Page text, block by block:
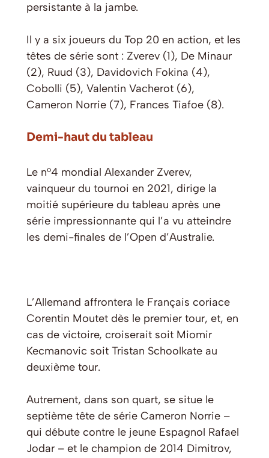
persistante à la jambe.
Il y a six joueurs du Top 20 en action, et les
têtes de série sont : Zverev (1), De Minaur
(2), Ruud (3), Davidovich Fokina (4),
Cobolli (5), Valentin Vacherot (6),
Cameron Norrie (7), Frances Tiafoe (8).
Demi-haut du tableau
Le n°4 mondial Alexander Zverev,
vainqueur du tournoi en 2021, dirige la
moitié supérieure du tableau après une
série impressionnante qui l’a vu atteindre
les demi-finales de l’Open d’Australie.
L’Allemand affrontera le Français coriace
Corentin Moutet dès le premier tour, et, en
cas de victoire, croiserait soit Miomir
Kecmanovic soit Tristan Schoolkate au
deuxième tour.
Autrement, dans son quart, se situe le
septième tête de série Cameron Norrie –
qui débute contre le jeune Espagnol Rafael
Jodar – et le champion de 2014 Dimitrov,